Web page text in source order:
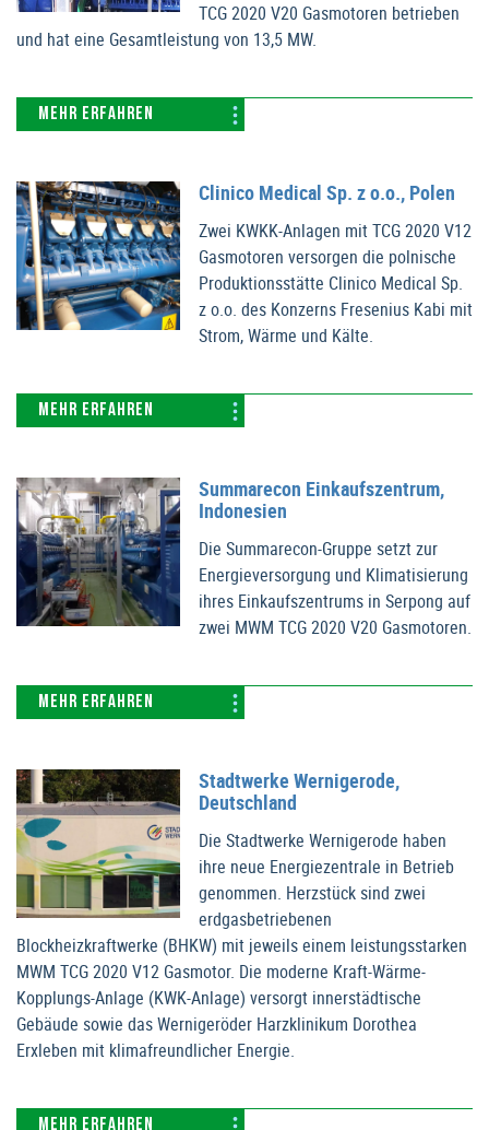
TCG 2020 V20 Gasmotoren betrieben
und hat eine Gesamtleistung von 13,5 MW.
MEHR ERFAHREN
Clinico Medical Sp. z o.o., Polen
Zwei KWKK-Anlagen mit TCG 2020 V12
Gasmotoren versorgen die polnische
Produktionsstätte Clinico Medical Sp.
z o.o. des Konzerns Fresenius Kabi mit
Strom, Wärme und Kälte.
MEHR ERFAHREN
Summarecon Einkaufszentrum,
Indonesien
Die Summarecon-Gruppe setzt zur
Energieversorgung und Klimatisierung
ihres Einkaufszentrums in Serpong auf
zwei MWM TCG 2020 V20 Gasmotoren.
MEHR ERFAHREN
Stadtwerke Wernigerode,
Deutschland
Die Stadtwerke Wernigerode haben
ihre neue Energiezentrale in Betrieb
genommen. Herzstück sind zwei
erdgasbetriebenen
Blockheizkraftwerke (BHKW) mit jeweils einem leistungsstarken
MWM TCG 2020 V12 Gasmotor. Die moderne Kraft-Wärme-
Kopplungs-Anlage (KWK-Anlage) versorgt innerstädtische
Gebäude sowie das Wernigeröder Harzklinikum Dorothea
Erxleben mit klimafreundlicher Energie.
MEHR ERFAHREN